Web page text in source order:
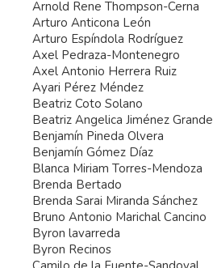
Arnold Rene Thompson-Cerna
Arturo Anticona León
Arturo Espíndola Rodríguez
Axel Pedraza-Montenegro
Axel Antonio Herrera Ruiz
Ayari Pérez Méndez
Beatriz Coto Solano
Beatriz Angelica Jiménez Grande
Benjamín Pineda Olvera
Benjamín Gómez Díaz
Blanca Miriam Torres-Mendoza
Brenda Bertado
Brenda Sarai Miranda Sánchez
Bruno Antonio Marichal Cancino
Byron lavarreda
Byron Recinos